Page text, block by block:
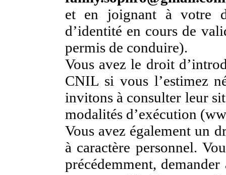
et en joignant à votre
d’identité en cours de
permis de conduire).
Vous avez le droit
CNIL si vous l’estimez
invitons à consulter leur
modalités d’exécution
Vous avez également un
à caractère personnel.
précédemment,